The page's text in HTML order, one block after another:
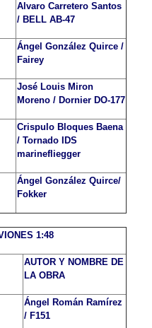
Alvaro Carretero Santos
/ BELL AB-47
Ángel González Quirce /
Fairey
José Louis Miron
Moreno / Dornier DO-177
Crispulo Bloques Baena
/ Tornado IDS
marinefliegger
Ángel González Quirce/
Fokker
1:48
AUTOR Y NOMBRE DE
LA OBRA
Ángel Román Ramírez
/ F151